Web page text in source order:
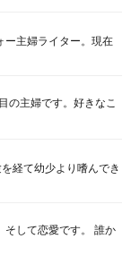
ー主婦ライター。現在
の主婦です。好きなこ
経て幼少より嗜んでき
そして恋愛です。 誰か